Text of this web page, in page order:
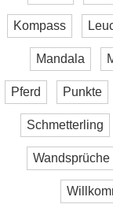
Kompass
Mandala
Pferd Punkte
Schmetterling
Wandsprüche